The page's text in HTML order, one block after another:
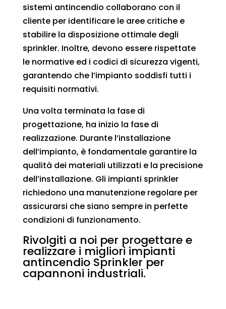
sistemi antincendio collaborano con il
cliente per identificare le aree critiche e
stabilire la disposizione ottimale degli
sprinkler. Inoltre, devono essere rispettate
le normative ed i codici di sicurezza vigenti,
garantendo che l’impianto soddisfi tutti i
requisiti normativi.
Una volta terminata la fase di
progettazione, ha inizio la fase di
realizzazione. Durante l’installazione
dell’impianto, è fondamentale garantire la
qualità dei materiali utilizzati e la precisione
dell’installazione. Gli impianti sprinkler
richiedono una manutenzione regolare per
assicurarsi che siano sempre in perfette
condizioni di funzionamento.
Rivolgiti a noi per progettare e
realizzare i migliori impianti
antincendio Sprinkler per
capannoni industriali.